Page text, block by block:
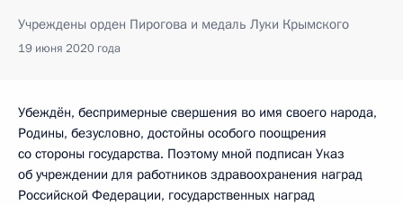
Учреждены орден Пирогова и медаль Луки Крымского
19 июня 2020 года
Убеждён, беспримерные свершения во имя своего народа,
Родины, безусловно, достойны особого поощрения
со стороны государства. Поэтому мной подписан Указ
об учреждении для работников здравоохранения наград
Российской Федерации, государственных наград